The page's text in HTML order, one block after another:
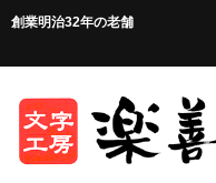
創業明治32年の老舗